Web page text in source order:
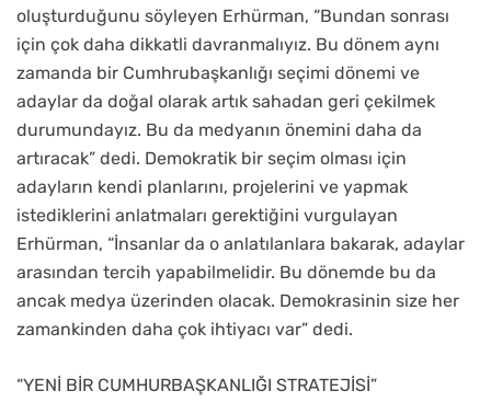
oluşturduğunu söyleyen Erhürman, “Bundan sonrası
için çok daha dikkatli davranmalıyız. Bu dönem aynı
zamanda bir Cumhrubaşkanlığı seçimi dönemi ve
adaylar da doğal olarak artık sahadan geri çekilmek
durumundayız. Bu da medyanın önemini daha da
artıracak” dedi. Demokratik bir seçim olması için
adayların kendi planlarını, projelerini ve yapmak
istediklerini anlatmaları gerektiğini vurgulayan
Erhürman, “İnsanlar da o anlatılanlara bakarak, adaylar
arasından tercih yapabilmelidir. Bu dönemde bu da
ancak medya üzerinden olacak. Demokrasinin size her
zamankinden daha çok ihtiyacı var” dedi.
“YENİ BİR CUMHURBAŞKANLIĞI STRATEJİSİ”